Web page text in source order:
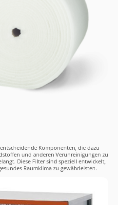
Komponenten, die dazu
und anderen Verunreinigungen zu
Diese Filter sind speziell entwickelt,
Raumklima zu gewährleisten.